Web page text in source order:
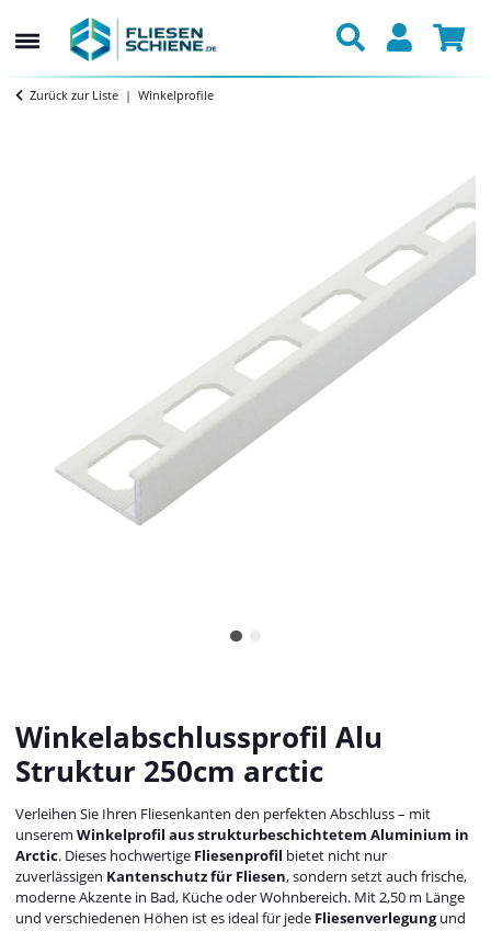
Zurück zur Liste Winkelprofile
Winkelabschlussprofil Alu
Struktur 250cm arctic
Verleihen Sie Ihren Fliesenkanten den perfekten Abschluss – mit
unserem Winkelprofil aus strukturbeschichtetem Aluminium in
Arctic. Dieses hochwertige Fliesenprofil bietet nicht nur
zuverlässigen Kantenschutz für Fliesen, sondern setzt auch frische,
moderne Akzente in Bad, Küche oder Wohnbereich. Mit 2,50 m Länge
und verschiedenen Höhen ist es ideal für jede Fliesenverlegungund